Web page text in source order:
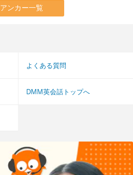
アンカー一覧
よくある質問
DMM英会話トップへ